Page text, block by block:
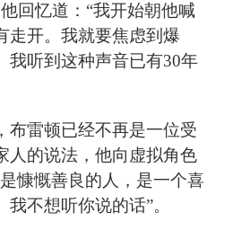
回忆道：“我开始朝他喊
走开。我就要焦虑到爆
听到这种声音已有30年
布雷顿已经不再是一位受
人的说法，他向虚拟角色
慷慨善良的人，是一个喜
不想听你说的话”。